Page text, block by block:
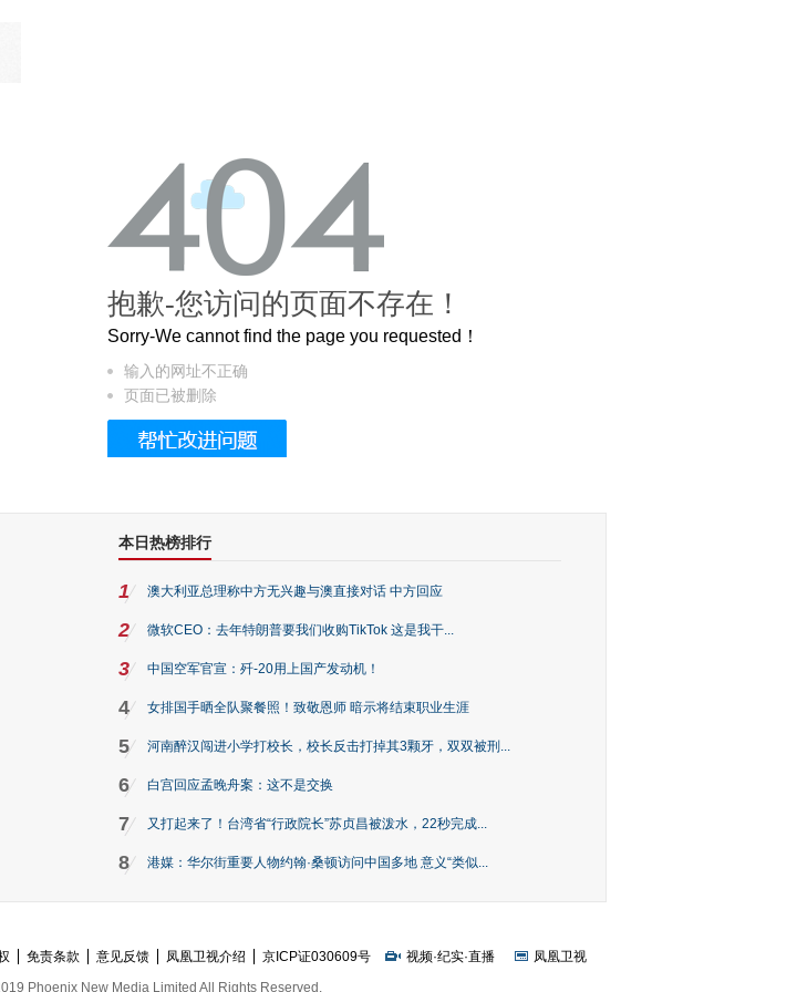
列入佛家七宝的它到底有多美？
抱歉-您访问的页面不存在！
Sorry-We cannot find the page you requested！
输入的网址不正确
页面已被删除
本日热榜排行
1 澳大利亚总理称中方无兴趣与澳直接对话 中方回应
2 微软CEO：去年特朗普要我们收购TikTok 这是我干...
3 中国空军官宣：歼-20用上国产发动机！
4 女排国手晒全队聚餐照！致敬恩师 暗示将结束职业生涯
5 河南醉汉闯进小学打校长，校长反击打掉其3颗牙，双双被刑...
6 白宫回应孟晚舟案：这不是交换
7 又打起来了！台湾省“行政院长”苏贞昌被泼水，22秒完成...
8 港媒：华尔街重要人物约翰·桑顿访问中国多地 意义“类似...
免责条款 意见反馈 凤凰卫视介绍 京ICP证030609号 视频·纪实·直播
凤凰卫视
Phoenix New Media Limited All Rights Reserved.